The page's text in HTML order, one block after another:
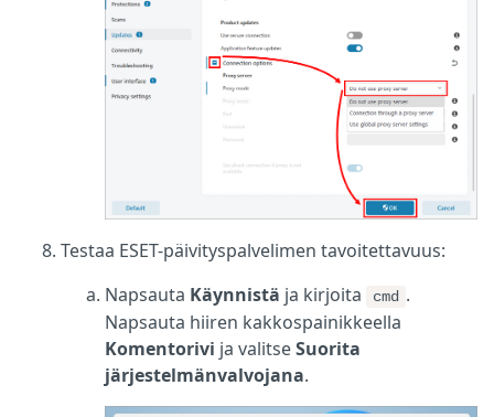
Testaa ESET-päivityspalvelimen tavoitettavuus:
Napsauta Käynnistä ja kirjoita cmd .
Napsauta hiiren kakkospainikkeella
Komentorivi ja valitseSuorita
järjestelmänvalvojana.